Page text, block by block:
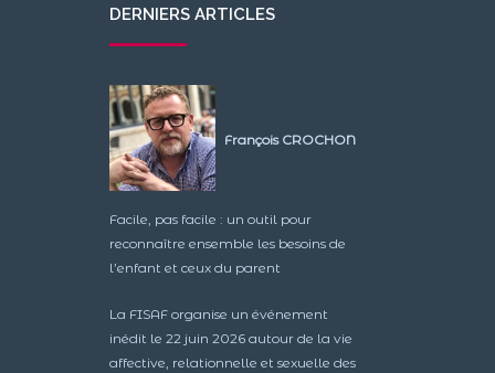
DERNIERS ARTICLES
François CROCHON
Facile, pas facile : un outil pour
reconnaître ensemble les besoins de
l’enfant et ceux du parent
La FISAF organise un événement
inédit le 22 juin 2026 autour de la vie
affective, relationnelle et sexuelle des